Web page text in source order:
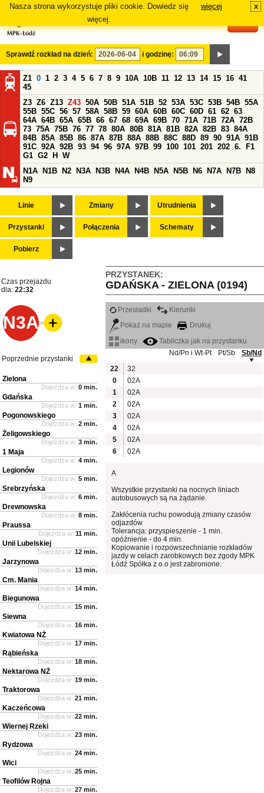
Nasza strona wykorzystuje pliki cookie. Dowiedz się
więcej.
więcej x
Sprawdź rozkład na dzień: i godzinę:
Z1 0 1 2 3 4 5 6 7 8 9 10A 10B 11 12 13 14 15 16 41
45
Z3 Z6 Z13 Z43 50A 50B 51A 51B 52 53A 53C 53B 54B 55A
55B 55C 56 57 58A 58B 59 60A 60B 60C 60D 61 62 63
64A 64B 65A 65B 66 67 68 69A 69B 70 71A 71B 72A 72B
73 75A 75B 76 77 78 80A 80B 81A 81B 82A 82B 83 84A
84B 85A 85B 86 87A 87B 88A 88B 88C 88D 89 90 91A 91B
91C 92A 92B 93 94 96 97A 97B 99 100 101 201 202 6.
F1
G1 G2 H
W
N1A
N1B N2 N3A N3B N4A N4B N5A N5B N6 N7A N7B
N8
N9
Linie Zmiany Utrudnienia
Przystanki Połączenia Schematy
Pobierz
PRZYSTANEK:
GDAŃSKA - ZIELONA (0194)
Czas przejazdu
dla: 22:32
N3A
Przesiadki
Kierunki
Pokaż na mapie
Drukuj
ikony
Tabliczka jak na przystanku
Nd/Pn i Wt-Pt
Pt/Sb
Sb/Nd
22
32
0
02A
1
02A
2
02A
3
02A
4
02A
5
02A
6
02A
A
Wszystkie przystanki na nocnych liniach
autobusowych są na żądanie.
Zakłócenia ruchu powodują zmiany czasów
odjazdów
Tolerancja: przyspieszenie - 1 min.
opóźnienie - do 4 min.
Kopiowanie i rozpowszechnianie rozkładów
jazdy w celach zarobkowych bez zgody MPK
Łódź Spółka z o.o jest zabronione.
Poprzednie przystanki
Zielona
Dojeżdża w: 0 min.
Gdańska
Dojeżdża w: 1 min.
Pogonowskiego
Dojeżdża w: 2 min.
Żeligowskiego
Dojeżdża w: 3 min.
1 Maja
Dojeżdża w: 4 min.
Legionów
Dojeżdża w: 5 min.
Srebrzyńska
Dojeżdża w: 6 min.
Drewnowska
Dojeżdża w: 8 min.
Praussa
Dojeżdża w: 11 min.
Unii Lubelskiej
Dojeżdża w: 12 min.
Jarzynowa
Dojeżdża w: 13 min.
Cm. Mania
Dojeżdża w: 14 min.
Biegunowa
Dojeżdża w: 15 min.
Siewna
Dojeżdża w: 16 min.
Kwiatowa NŻ
Dojeżdża w: 17 min.
Rąbieńska
Dojeżdża w: 18 min.
Nektarowa NŻ
Dojeżdża w: 19 min.
Traktorowa
Dojeżdża w: 21 min.
Kaczeńcowa
Dojeżdża w: 22 min.
Wiernej Rzeki
Dojeżdża w: 23 min.
Rydzowa
Dojeżdża w: 24 min.
Wici
Dojeżdża w: 25 min.
Teofilów Rojna
Dojeżdża w: 27 min.